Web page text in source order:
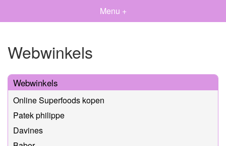
Menu +
Webwinkels
Webwinkels
Online Superfoods kopen
Patek philippe
Davines